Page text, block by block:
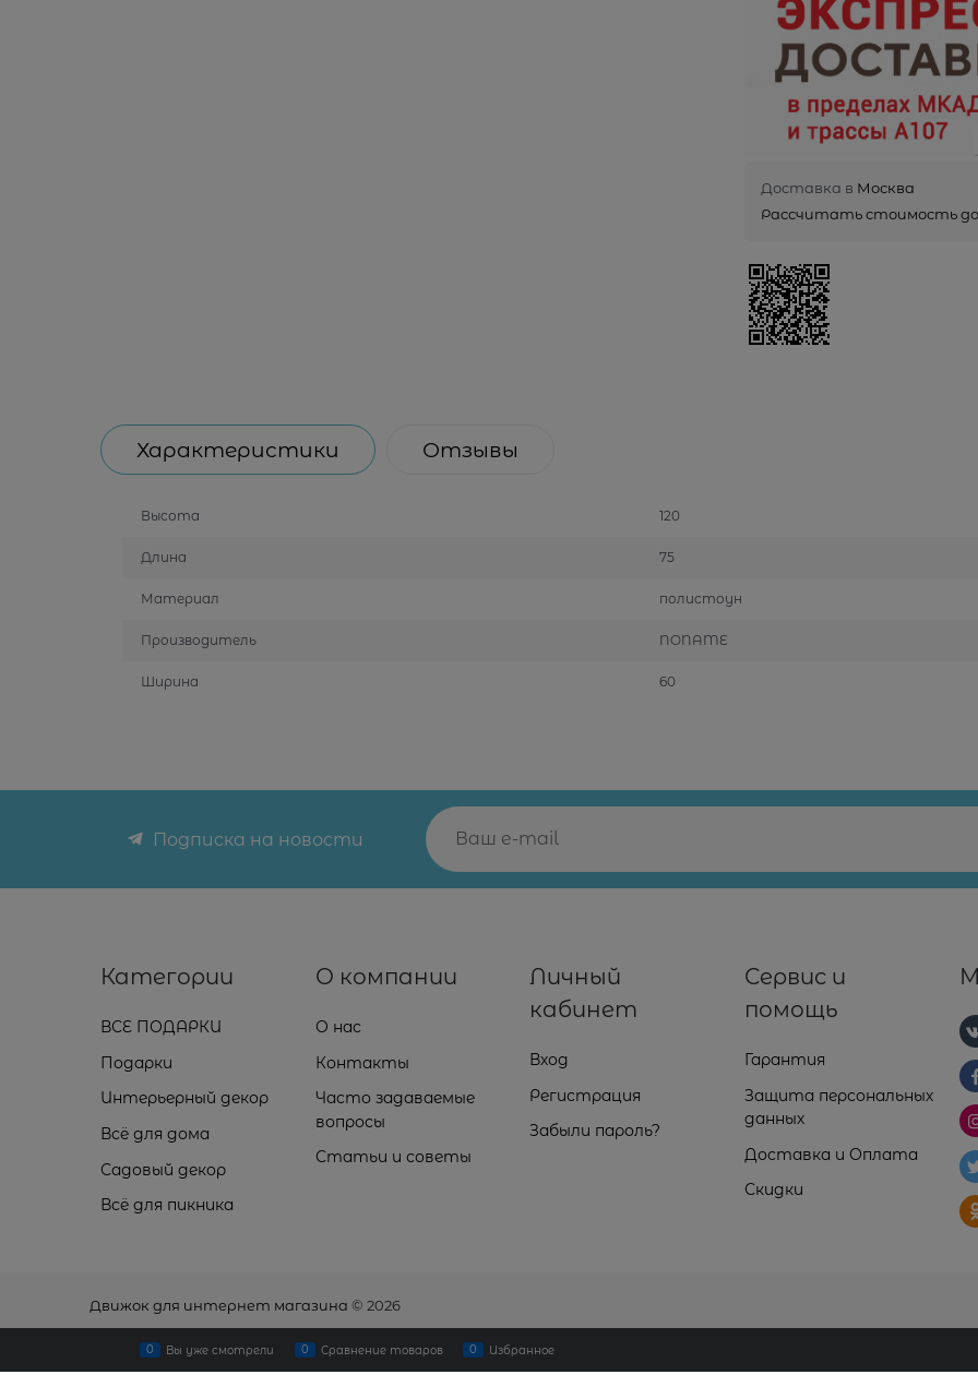
Доставка в Москва
Рассчитать стоимость
Характеристики Отзывы
Высота 120
Длина 75
Материал полистоун
Производитель NONAME
Ширина 60
Подписка на новости
Категории
ВСЕ ПОДАРКИ
Подарки
Интерьерный декор
Всё для дома
Садовый декор
Всё для пикника
О компании
О нас
Контакты
Часто задаваемые
вопросы
Статьи и советы
Личный
кабинет
Вход
Регистрация
Забыли пароль?
Сервис и
помощь
Гарантия
Защита персональных
данных
Доставка и Оплата
Скидки
Движок для интернет магазина © 2026
0 Вы уже смотрели 0 Сравнение товаров 0 Избранное